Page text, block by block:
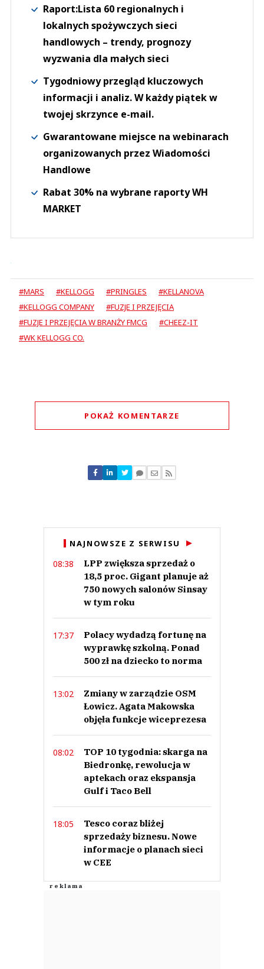
Raport:Lista 60 regionalnych i
lokalnych spożywczych sieci
handlowych – trendy, prognozy
wyzwania dla małych sieci
Tygodniowy przegląd kluczowych
informacji i analiz. W każdy piątek w
twojej skrzynce e-mail.
Gwarantowane miejsce na webinarach
organizowanych przez Wiadomości
Handlowe
Rabat 30% na wybrane raporty WH
MARKET
#MARS #KELLOGG #PRINGLES
#KELLANOVA
#KELLOGG COMPANY
#FUZJE I PRZEJĘCIA
#FUZJE I PRZEJĘCIA W BRANŻY FMCG
#CHEEZ-IT
#WK KELLOGG CO.
POKAŻ KOMENTARZE
This comment was minimized by the moderator on the site
Świadoma decyzja to również przeszkolenie z prawa ( ile stron ma umowa i
jakie klauzule?) oraz możliwość posłuchania tych, którzy kiedyś byli
franczyzobiorcami.
Lukasz
Odpowiedz
Nie znaleziono komentarzy
Zostaw swoje komentarze
Anuluj
Prześlij komentarz
NAJNOWSZE Z SERWISU
08:38
LPP zwiększa sprzedaż o
18,5 proc. Gigant planuje aż
750 nowych salonów Sinsay
w tym roku
17:37
Polacy wydadzą fortunę na
wyprawkę szkolną. Ponad
500 zł na dziecko to norma
13:02
Zmiany w zarządzie OSM
Łowicz. Agata Makowska
objęła funkcje wiceprezesa
08:02
TOP 10 tygodnia: skarga na
Biedronkę, rewolucja w
aptekach oraz ekspansja
Gulf i Taco Bell
18:05
Tesco coraz bliżej
sprzedaży biznesu. Nowe
informacje o planach sieci
w CEE